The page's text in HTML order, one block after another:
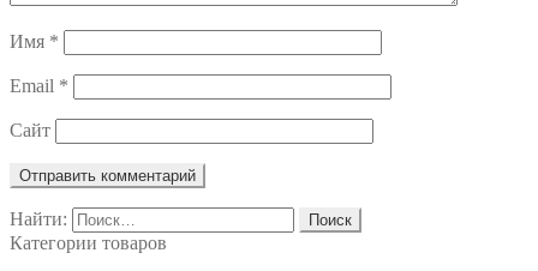
Имя *
Email *
Сайт
Найти:
Категории товаров